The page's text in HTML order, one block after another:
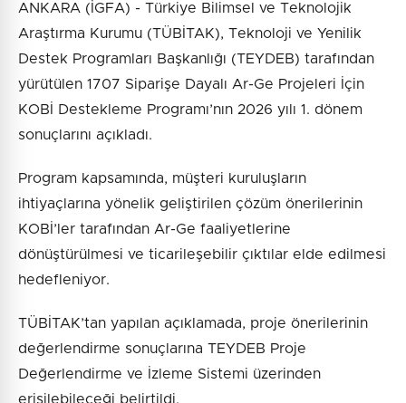
ANKARA (İGFA) - Türkiye Bilimsel ve Teknolojik
Araştırma Kurumu (TÜBİTAK), Teknoloji ve Yenilik
Destek Programları Başkanlığı (TEYDEB) tarafından
yürütülen 1707 Siparişe Dayalı Ar-Ge Projeleri İçin
KOBİ Destekleme Programı’nın 2026 yılı 1. dönem
sonuçlarını açıkladı.
Program kapsamında, müşteri kuruluşların
ihtiyaçlarına yönelik geliştirilen çözüm önerilerinin
KOBİ’ler tarafından Ar-Ge faaliyetlerine
dönüştürülmesi ve ticarileşebilir çıktılar elde edilmesi
hedefleniyor.
TÜBİTAK’tan yapılan açıklamada, proje önerilerinin
değerlendirme sonuçlarına TEYDEB Proje
Değerlendirme ve İzleme Sistemi üzerinden
erişilebileceği belirtildi.